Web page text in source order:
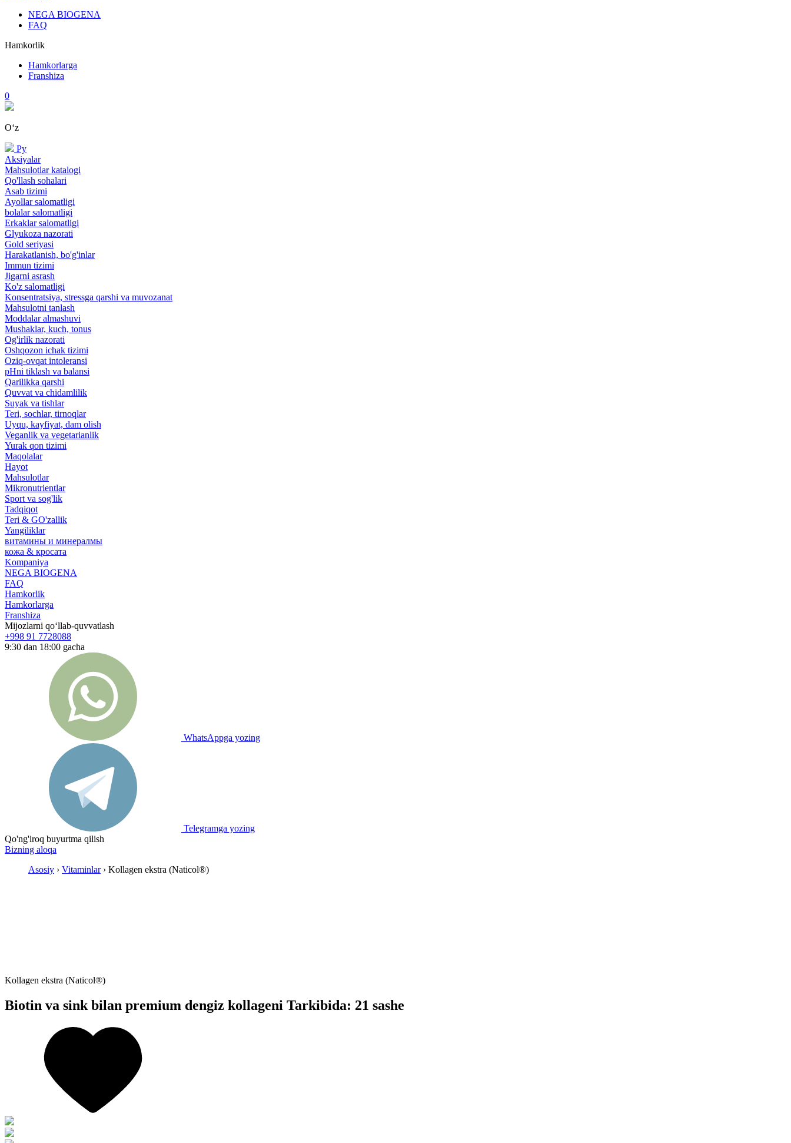
NEGA BIOGENA
FAQ
Hamkorlik
Hamkorlarga
Franshiza
0
Oʻz
Ру
Aksiyalar
Mahsulotlar katalogi
Qo'llash sohalari
Asab tizimi
Ayollar salomatligi
bolalar salomatligi
Erkaklar salomatligi
Glyukoza nazorati
Gold seriyasi
Harakatlanish, bo'g'inlar
Immun tizimi
Jigarni asrash
Ko'z salomatligi
Konsentratsiya, stressga qarshi va muvozanat
Mahsulotni tanlash
Moddalar almashuvi
Mushaklar, kuch, tonus
Og'irlik nazorati
Oshqozon ichak tizimi
Oziq-ovqat intoleransi
pHni tiklash va balansi
Qarilikka qarshi
Quvvat va chidamlilik
Suyak va tishlar
Teri, sochlar, tirnoqlar
Uyqu, kayfiyat, dam olish
Veganlik va vegetarianlik
Yurak qon tizimi
Maqolalar
Hayot
Mahsulotlar
Mikronutrientlar
Sport va sog'lik
Tadqiqot
Teri & GO'zallik
Yangiliklar
витамины и минералмы
кожа & кросата
Kompaniya
NEGA BIOGENA
FAQ
Hamkorlik
Hamkorlarga
Franshiza
Mijozlarni qo‘llab-quvvatlash
+998 91 7728088
9:30 dan 18:00 gacha
WhatsAppga yozing
Telegramga yozing
Qo'ng'iroq buyurtma qilish
Bizning aloqa
Asosiy › Vitaminlar› Kollagen ekstra (Naticol®)
Kollagen ekstra (Naticol®)
Biotin va sink bilan premium dengiz kollageni Tarkibida: 21 sashe